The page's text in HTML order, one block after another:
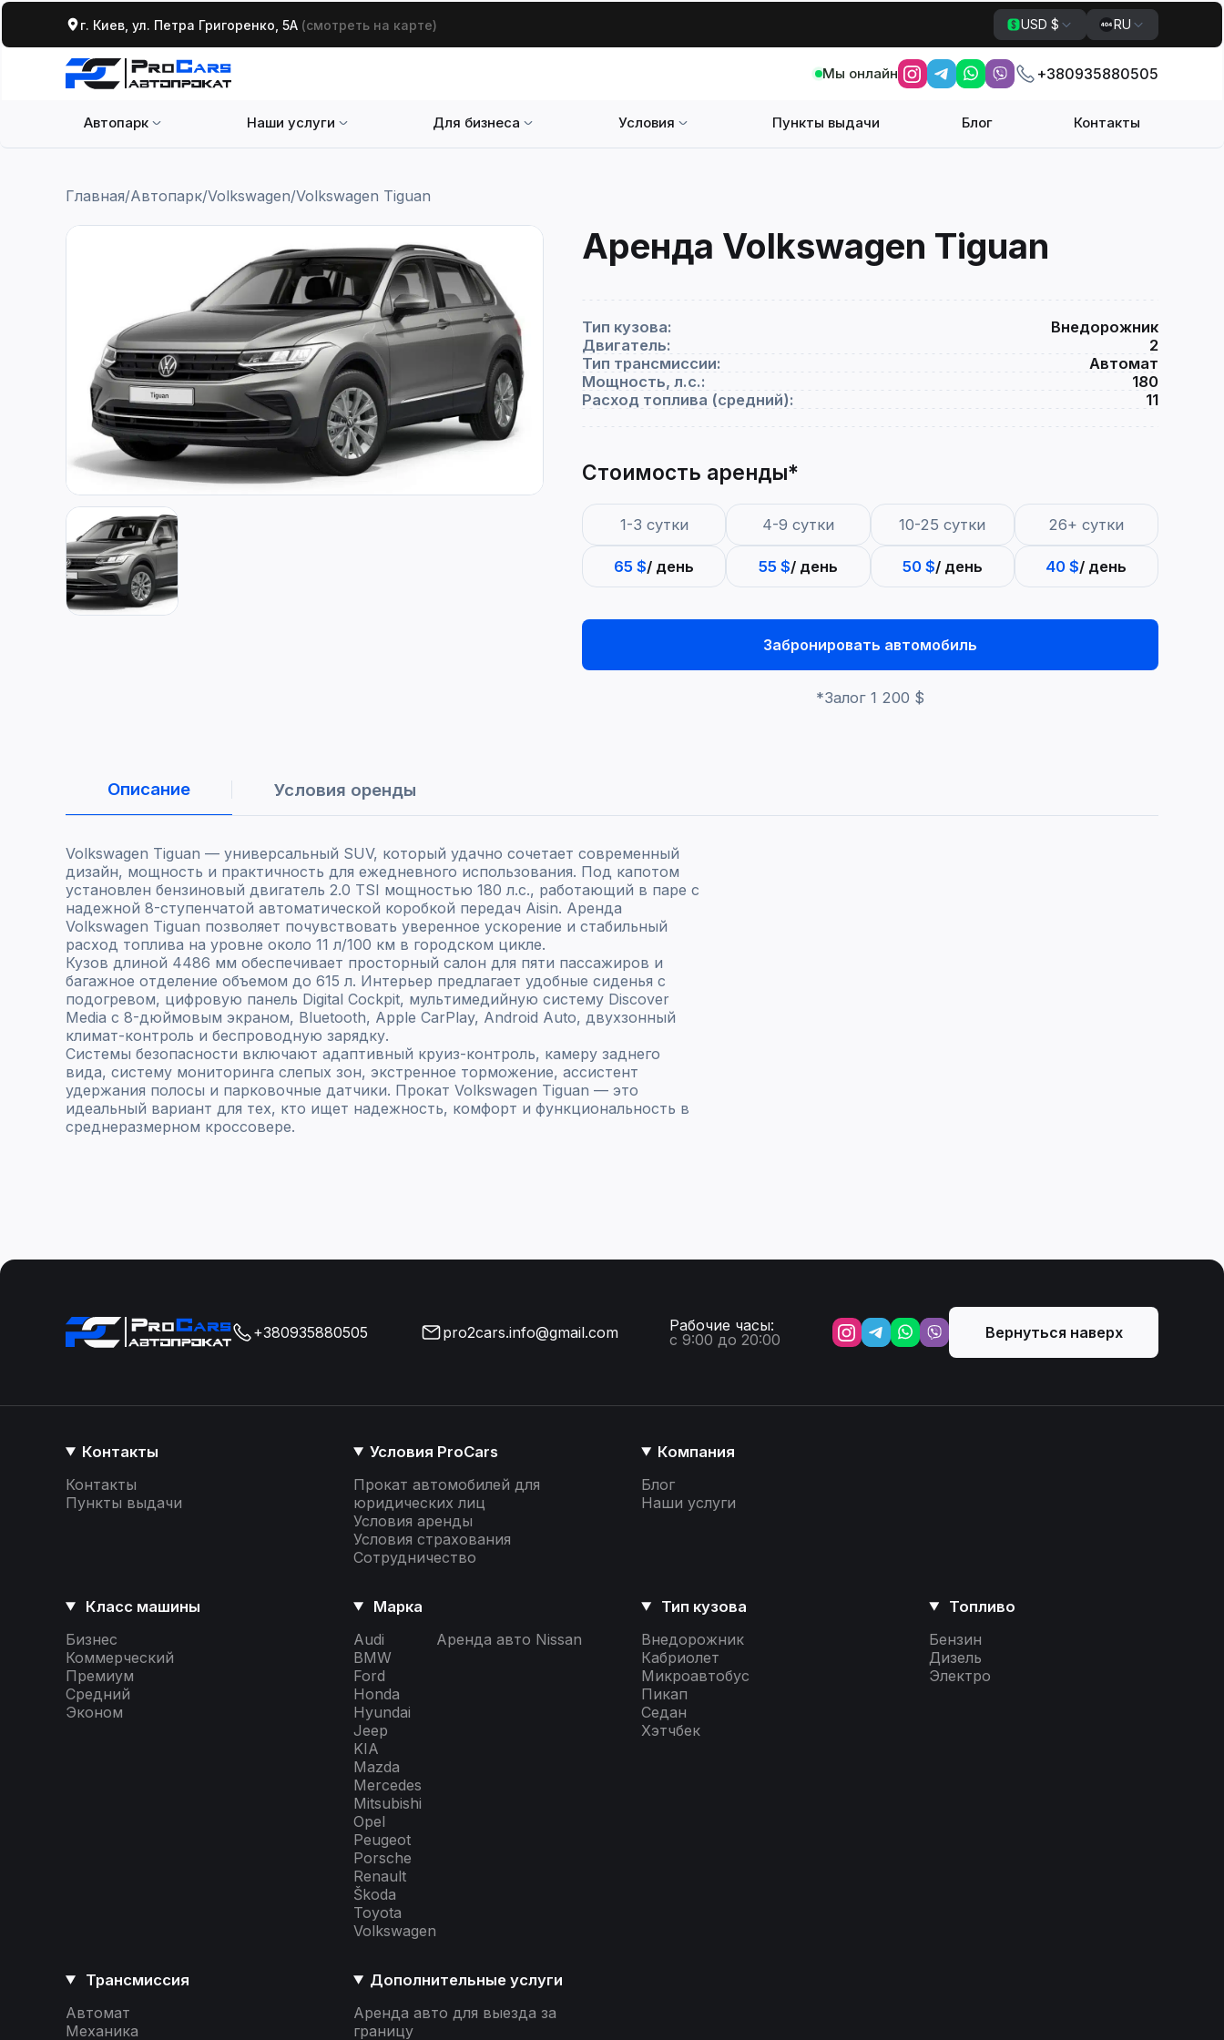
г. Киев, ул. Петра Григоренко, 5А (смотреть на карте) USD $ RU
Мы онлайн +380935880505
Автопарк Наши услуги Для бизнеса Условия Пункты выдачи Блог Контакты
Главная/Автопарк/Volkswagen/Volkswagen Tiguan
Аренда Volkswagen Tiguan
Тип кузова:
Внедорожник
Двигатель:
2
Тип трансмиссии:
Автомат
Мощность, л.с.:
180
Расход топлива (средний):
11
Стоимость аренды*
1-3 сутки
65 $/ день
4-9 сутки
55 $/ день
10-25 сутки
50 $/ день
26+ сутки
40 $/ день
Забронировать автомобиль
*Залог 1 200 $
Описание Условия оренды
Volkswagen Tiguan — универсальный SUV, который удачно сочетает современный
дизайн, мощность и практичность для ежедневного использования. Под капотом
установлен бензиновый двигатель 2.0 TSI мощностью 180 л.с., работающий в паре с
надежной 8-ступенчатой автоматической коробкой передач Aisin. Аренда
Volkswagen Tiguan позволяет почувствовать уверенное ускорение и стабильный
расход топлива на уровне около 11 л/100 км в городском цикле.
Кузов длиной 4486 мм обеспечивает просторный салон для пяти пассажиров и
багажное отделение объемом до 615 л. Интерьер предлагает удобные сиденья с
подогревом, цифровую панель Digital Cockpit, мультимедийную систему Discover
Media с 8-дюймовым экраном, Bluetooth, Apple CarPlay, Android Auto, двухзонный
климат-контроль и беспроводную зарядку.
Системы безопасности включают адаптивный круиз-контроль, камеру заднего
вида, систему мониторинга слепых зон, экстренное торможение, ассистент
удержания полосы и парковочные датчики. Прокат Volkswagen Tiguan — это
идеальный вариант для тех, кто ищет надежность, комфорт и функциональность в
среднеразмерном кроссовере.
+380935880505 pro2cars.info@gmail.com
Рабочие часы:
с 9:00 до 20:00
Вернуться наверх
Контакты
Контакты
Пункты выдачи
Условия ProCars
Прокат автомобилей для
юридических лиц
Условия аренды
Условия страхования
Сотрудничество
Компания
Блог
Наши услуги
Класс машины
Бизнес
Коммерческий
Премиум
Средний
Эконом
Марка
Audi
BMW
Ford
Honda
Hyundai
Jeep
KIA
Mazda
Mercedes
Mitsubishi
Opel
Peugeot
Porsche
Renault
Škoda
Toyota
Volkswagen
Аренда авто Nissan
Тип кузова
Внедорожник
Кабриолет
Микроавтобус
Пикап
Седан
Хэтчбек
Топливо
Бензин
Дизель
Электро
Трансмиссия
Автомат
Механика
Дополнительные услуги
Аренда авто для выезда за
границу